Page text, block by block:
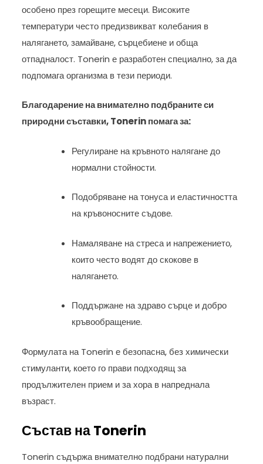
особено през горещите месеци. Високите
температури често предизвикват колебания в
налягането, замайване, сърцебиене и обща
отпадналост. Tonerin е разработен специално, за да
подпомага организма в тези периоди.
Благодарение на внимателно подбраните си
природни съставки, Tonerin помага за:
Регулиране на кръвното налягане до
нормални стойности.
Подобряване на тонуса и еластичността
на кръвоносните съдове.
Намаляване на стреса и напрежението,
които често водят до скокове в
налягането.
Поддържане на здраво сърце и добро
кръвообращение.
Формулата на Tonerin е безопасна, без химически
стимуланти, което го прави подходящ за
продължителен прием и за хора в напреднала
възраст.
Състав на Tonerin
Tonerin съдържа внимателно подбрани натурални